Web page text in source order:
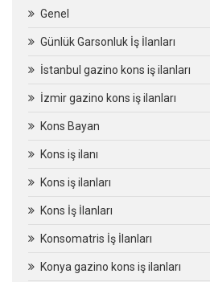
Genel
Günlük Garsonluk İş İlanları
İstanbul gazino kons iş ilanları
İzmir gazino kons iş ilanları
Kons Bayan
Kons iş ilanı
Kons iş ilanları
Kons İş İlanları
Konsomatris İş İlanları
Konya gazino kons iş ilanları